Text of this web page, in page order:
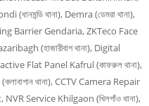
থানা), Demra (ডেমরা থানা),
Barrier Gendaria, ZKTeco Face
(হাজারীবাগ থানা), Digital
Flat Panel Kafrul (কাফরুল থানা),
থানা), CCTV Camera Repair
NVR Service Khilgaon (খিলগাঁও থানা),